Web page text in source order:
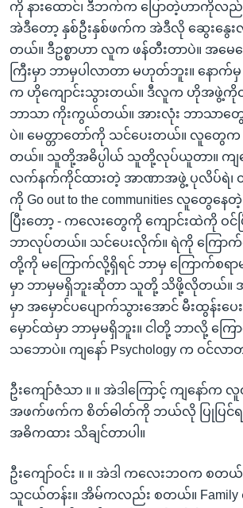
ကို နားထောင်၊ ဒီဘက်က ပြောတဲ့ဟာကိုလည်း
အဲဒီတော့ နှစ်ဦးနှစ်ဖက်က အဲဒီလို ဆွေးနွေးလို့
တယ်။ ဒီဥစ္စာဟာ လူက ဖန်တီးတာပဲ။ အမေ
ကြီးမှာ ဘာမှပါလာတာ မဟုတ်ဘူး။ နောက်
က ဟိုကျောင်းသွားတယ်။ ဒီလူက ဟိုအဖွဲ့
ဘာသာ ကိုးကွယ်တယ်။ အားလုံး ဘာသာတွေ
ပဲ။ မေတ္တာတော်ကို သင်ပေးတယ်။ လူတွေက
တယ်။ သူတို့အဓိပ္ပါယ် သူတို့လုပ်ယူတာ။ ကျန
လက်နက်ကိုင်ထားတဲ့ အာဏာအဖွဲ့ ပုလိပ်ရဲ၊
ကို Go out to the communities လူတွေန
ပြီးတော့ - ကလေးတွေကို ကျောင်းထဲကို ဝင်
ဘာလုပ်တယ်။ သင်ပေးလိုက်။ ရဲကို ကြောက်
တို့ကို မကြောက်လို့ရှိရင် ဘာမှ ကြောက်စရာ
မှာ ဘာမှမရှိဘူးဆိုတာ သူတို့ သိဖို့လိုတယ်။
မှာ အမှောင်ပပျောက်သွားအောင် မီးထွန်း
မှောင်ထဲမှာ ဘာမှမရှိဘူး။ ငါတို့ ဘာလို့ ကြ
သဘောပဲ။ ကျနော် Psychology က ဝင်လာ
ဦးကျော်ဇံသာ ။ ။ အဲဒါကြောင့် ကျနော်က
အဖက်ဖက်က စိတ်ဓါတ်ကို ဘယ်လို ပြုပြင်
အဓိကထား သိချင်တာပါ။
ဦးကျော်ဝင်း ။ ။ အဲဒါ ကလေးဘဝက စတယ်
သူငယ်တန်း။ အိမ်ကလည်း စတယ်။ Family